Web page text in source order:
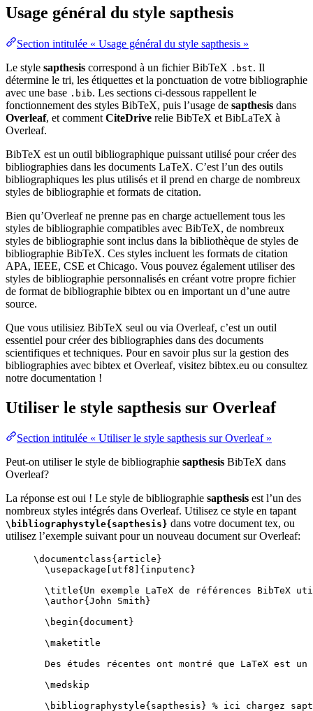
Usage général du style sapthesis
Section intitulée « Usage général du style sapthesis »
Le style sapthesis correspond à un fichier BibTeX .bst. Il
détermine le tri, les étiquettes et la ponctuation de votre bibliographie
avec une base .bib. Les sections ci-dessous rappellent le
fonctionnement des styles BibTeX, puis l’usage de sapthesis dans
Overleaf, et comment CiteDrive relie BibTeX et BibLaTeX à
Overleaf.
BibTeX est un outil bibliographique puissant utilisé pour créer des
bibliographies dans les documents LaTeX. C’est l’un des outils
bibliographiques les plus utilisés et il prend en charge de nombreux
styles de bibliographie et formats de citation.
Bien qu’Overleaf ne prenne pas en charge actuellement tous les
styles de bibliographie compatibles avec BibTeX, de nombreux
styles de bibliographie sont inclus dans la bibliothèque de styles de
bibliographie BibTeX. Ces styles incluent les formats de citation
APA, IEEE, CSE et Chicago. Vous pouvez également utiliser des
styles de bibliographie personnalisés en créant votre propre fichier
de format de bibliographie bibtex ou en important un d’une autre
source.
Que vous utilisiez BibTeX seul ou via Overleaf, c’est un outil
essentiel pour créer des bibliographies dans des documents
scientifiques et techniques. Pour en savoir plus sur la gestion des
bibliographies avec bibtex et Overleaf, visitez bibtex.eu ou consultez
notre documentation !
Utiliser le style sapthesis sur Overleaf
Section intitulée « Utiliser le style sapthesis sur Overleaf »
Peut-on utiliser le style de bibliographie sapthesis BibTeX dans
Overleaf?
La réponse est oui ! Le style de bibliographie sapthesis est l’un des
nombreux styles intégrés dans Overleaf. Utilisez ce style en tapant
\bibliographystyle{sapthesis} dans votre document tex, ou
utilisez l’exemple suivant pour un nouveau document sur Overleaf:
\documentclass{ article }
\usepackage
utf8 ]{ inputenc }
\title{Un exemple LaTeX de références
\author{John Smith}
\begin{ document }
\maketitle
Des études récentes ont montré que LaTeX est
\medskip
\bibliographystyle{sapthesis} % ici chargez